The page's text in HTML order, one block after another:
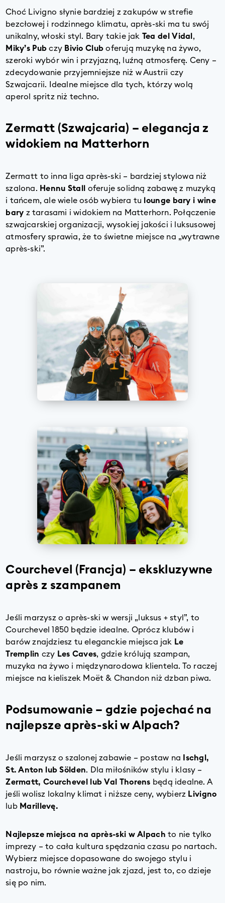
Choć Livigno słynie bardziej z zakupów w strefie
bezcłowej i rodzinnego klimatu, après-ski ma tu swój
unikalny, włoski styl. Bary takie jak Tea del Vidal ,
Miky’s Pub czy Bivio Club oferują muzykę na żywo,
szeroki wybór win i przyjazną, luźną atmosferę. Ceny –
zdecydowanie przyjemniejsze niż w Austrii czy
Szwajcarii. Idealne miejsce dla tych, którzy wolą
aperol spritz niż techno.
Zermatt (Szwajcaria) – elegancja z
widokiem na Matterhorn
Zermatt to inna liga après-ski – bardziej stylowa niż
szalona. Hennu Stall
oferuje solidną zabawę z muzyką
i tańcem, ale wiele osób wybiera tu
lounge bary i wine
bary z tarasami i widokiem na Matterhorn. Połączenie
szwajcarskiej organizacji, wysokiej jakości i luksusowej
atmosfery sprawia, że to świetne miejsce na „wytrawne
après-ski”.
Courchevel (Francja) – ekskluzywne
après z szampanem
Jeśli marzysz o après-ski w wersji „luksus + styl”, to
Courchevel 1850 będzie idealne. Oprócz klubów i
barów znajdziesz tu eleganckie miejsca jak Le
Tremplin czy Les Caves, gdzie królują szampan,
muzyka na żywo i międzynarodowa klientela. To raczej
miejsce na kieliszek Moët & Chandon niż dzban piwa.
Podsumowanie – gdzie pojechać na
najlepsze après-ski w Alpach?
Jeśli marzysz o szalonej zabawie – postaw na
Ischgl,
St. Anton lub Sölden. Dla miłośników stylu i klasy –
Zermatt, Courchevel lub Val Thorens będą idealne. A
jeśli wolisz lokalny klimat i niższe ceny, wybierz Livigno
lub Marillevę.
Najlepsze miejsca na après-ski w Alpach to nie tylko
imprezy – to cała kultura spędzania czasu po nartach.
Wybierz miejsce dopasowane do swojego stylu i
nastroju, bo równie ważne jak zjazd, jest to, co dzieje
się po nim.